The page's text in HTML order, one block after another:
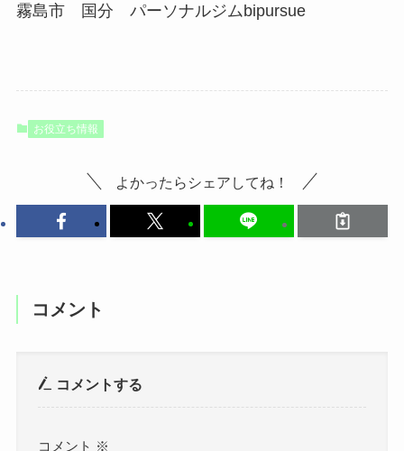
霧島市 国分 パーソナルジムbipursue
お役立ち情報
よかったらシェアしてね！
コメント
コメントする
コメント ※